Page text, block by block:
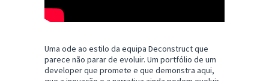
Uma ode ao estilo da equipa Deconstruct que
parece não parar de evoluir. Um portfólio de um
developer que promete e que demonstra aqui,